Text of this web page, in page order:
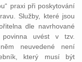
praxi při poskytování
Služby, které jsou
dle navrhované
uvést v tzv.
neuvedené není
který musí být